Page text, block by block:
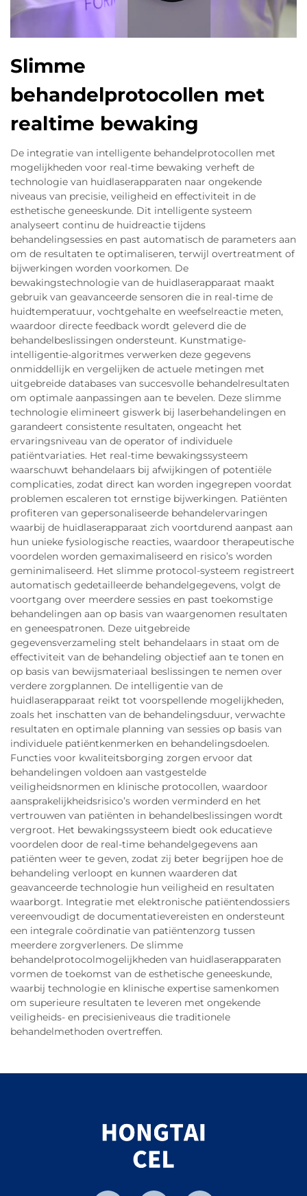
Slimme
behandelprotocollen met
realtime bewaking
De integratie van intelligente behandelprotocollen met
mogelijkheden voor real-time bewaking verheft de
technologie van huidlaserapparaten naar ongekende
niveaus van precisie, veiligheid en effectiviteit in de
esthetische geneeskunde. Dit intelligente systeem
analyseert continu de huidreactie tijdens
behandelingsessies en past automatisch de parameters aan
om de resultaten te optimaliseren, terwijl overtreatment of
bijwerkingen worden voorkomen. De
bewakingstechnologie van de huidlaserapparaat maakt
gebruik van geavanceerde sensoren die in real-time de
huidtemperatuur, vochtgehalte en weefselreactie meten,
waardoor directe feedback wordt geleverd die de
behandelbeslissingen ondersteunt. Kunstmatige-
intelligentie-algoritmes verwerken deze gegevens
onmiddellijk en vergelijken de actuele metingen met
uitgebreide databases van succesvolle behandelresultaten
om optimale aanpassingen aan te bevelen. Deze slimme
technologie elimineert giswerk bij laserbehandelingen en
garandeert consistente resultaten, ongeacht het
ervaringsniveau van de operator of individuele
patiëntvariaties. Het real-time bewakingssysteem
waarschuwt behandelaars bij afwijkingen of potentiële
complicaties, zodat direct kan worden ingegrepen voordat
problemen escaleren tot ernstige bijwerkingen. Patiënten
profiteren van gepersonaliseerde behandelervaringen
waarbij de huidlaserapparaat zich voortdurend aanpast aan
hun unieke fysiologische reacties, waardoor therapeutische
voordelen worden gemaximaliseerd en risico’s worden
geminimaliseerd. Het slimme protocol-systeem registreert
automatisch gedetailleerde behandelgegevens, volgt de
voortgang over meerdere sessies en past toekomstige
behandelingen aan op basis van waargenomen resultaten
en geneespatronen. Deze uitgebreide
gegevensverzameling stelt behandelaars in staat om de
effectiviteit van de behandeling objectief aan te tonen en
op basis van bewijsmateriaal beslissingen te nemen over
verdere zorgplannen. De intelligentie van de
huidlaserapparaat reikt tot voorspellende mogelijkheden,
zoals het inschatten van de behandelingsduur, verwachte
resultaten en optimale planning van sessies op basis van
individuele patiëntkenmerken en behandelingsdoelen.
Functies voor kwaliteitsborging zorgen ervoor dat
behandelingen voldoen aan vastgestelde
veiligheidsnormen en klinische protocollen, waardoor
aansprakelijkheidsrisico’s worden verminderd en het
vertrouwen van patiënten in behandelbeslissingen wordt
vergroot. Het bewakingssysteem biedt ook educatieve
voordelen door de real-time behandelgegevens aan
patiënten weer te geven, zodat zij beter begrijpen hoe de
behandeling verloopt en kunnen waarderen dat
geavanceerde technologie hun veiligheid en resultaten
waarborgt. Integratie met elektronische patiëntendossiers
vereenvoudigt de documentatievereisten en ondersteunt
een integrale coördinatie van patiëntenzorg tussen
meerdere zorgverleners. De slimme
behandelprotocolmogelijkheden van huidlaserapparaten
vormen de toekomst van de esthetische geneeskunde,
waarbij technologie en klinische expertise samenkomen
om superieure resultaten te leveren met ongekende
veiligheids- en precisieniveaus die traditionele
behandelmethoden overtreffen.